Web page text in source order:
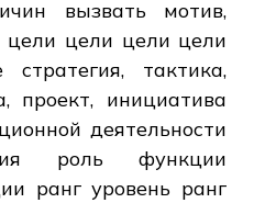
вызвать мотив,
цели цели цели цели
стратегия, тактика,
проект, инициатива
деятельности
роль функции
ранг уровень ранг